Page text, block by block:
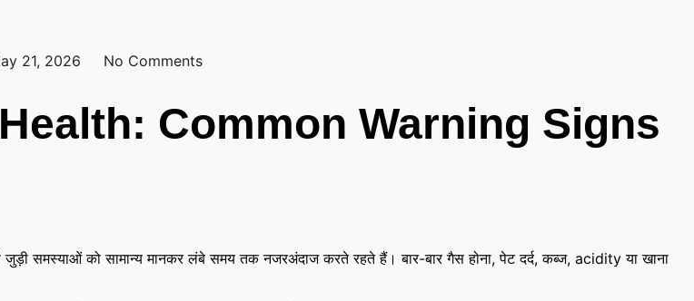
21, 2026 No Comments
Common Warning Signs
समस्याओं को सामान्य मानकर लंबे समय तक नजरअंदाज करते रहते हैं। बार-बार गैस होना, पेट दर्द, कब्ज, acidity या खाना